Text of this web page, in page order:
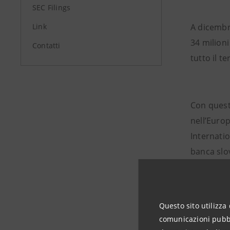
Questo sito utilizza
comunicazioni
SEC Filings
Link
Contatti
A
34
tutto il
Con
banca
in
nella